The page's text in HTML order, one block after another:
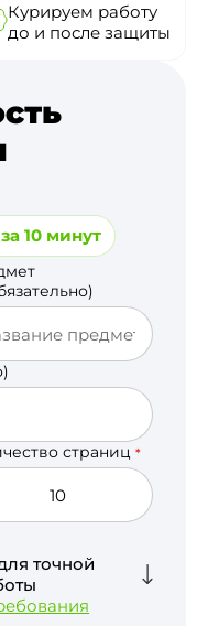
Курируем работу
до и после защиты
10 минут
страниц *
точной